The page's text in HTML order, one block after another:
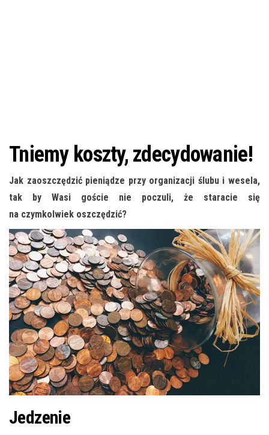
Tniemy koszty, zdecydowanie!
Jak zaoszczędzić pieniądze przy organizacji ślubu i wesela,
tak by Wasi goście nie poczuli, że staracie się
na czymkolwiek oszczędzić?
Jedzenie